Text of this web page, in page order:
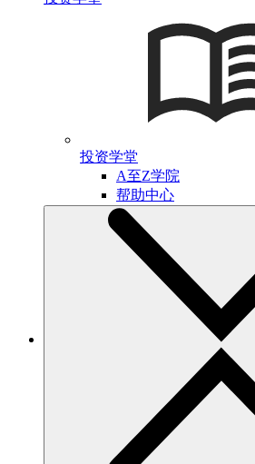
投资学堂
A至Z学院
帮助中心